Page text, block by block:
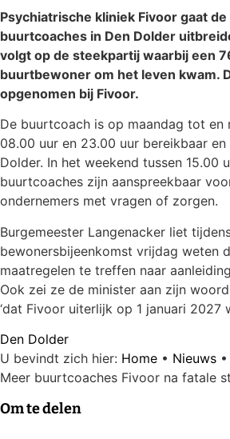
Psychiatrische kliniek Fivoor gaat
buurtcoaches in Den Dolder
volgt op de steekpartij waarbij een
buurtbewoner om het leven kwam.
opgenomen bij Fivoor.
De buurtcoach is op maandag tot en
08.00 uur en 23.00 uur bereikbaar
Dolder. In het weekend tussen 15.00
buurtcoaches zijn aanspreekbaar
ondernemers met vragen of zorgen.
Burgemeester Langenacker liet
bewonersbijeenkomst vrijdag weten
maatregelen te treffen naar
Ook zei ze de minister aan zijn
‘dat Fivoor uiterlijk op 1 januari 2027
Den Dolder
U bevindt zich hier: Home • Nieuws •
Meer buurtcoaches Fivoor na fatale
Om te delen